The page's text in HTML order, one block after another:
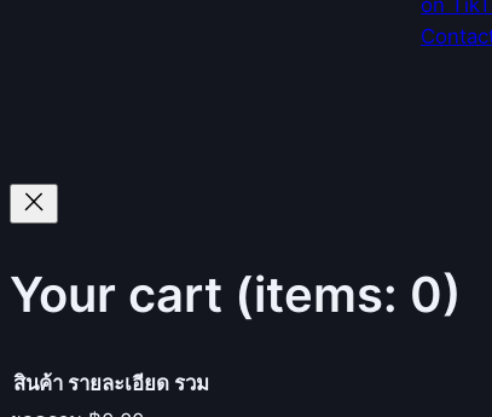
Your cart (items: 0)
สินค้า รายละเอียด รวม